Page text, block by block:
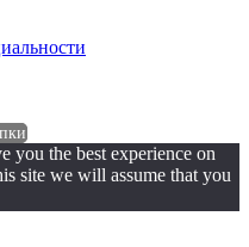
you the best experience on
site we will assume that you